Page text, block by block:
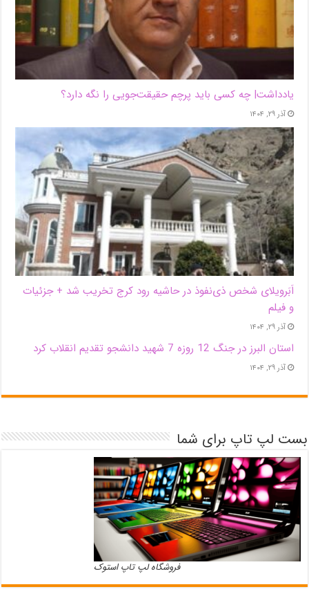
یادداشت| ‌چه کسی باید پرچم حقیقت‌جویی را نگه دارد؟
آذر ۲۹, ۱۴۰۴
اَبَر‌ویلای شخص ذی‌نفوذ در حاشیه‌ رود کرج تخریب شد + جزئیات
و فیلم
آذر ۲۹, ۱۴۰۴
استان البرز در جنگ 12 روزه 7 شهید دانشجو تقدیم انقلاب کرد
آذر ۲۹, ۱۴۰۴
بست لپ تاپ برای شما
فروشگاه لپ تاپ استوک